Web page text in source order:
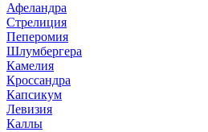
Афеландра
Стрелиция
Пеперомия
Шлумбергера
Камелия
Кроссандра
Капсикум
Левизия
Каллы